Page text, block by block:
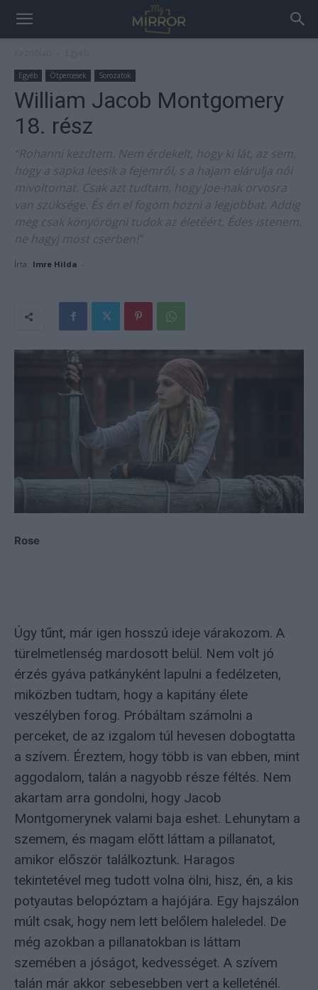
Egyéb Ötpercesek Sorozatok
William Jacob Montgomery
18. rész
“Rohanni kezdtem. Nem érdekelt, hogy ki lát, az sem,
hogy a sapka leesik a fejemről, s a hajam elárulja női
mivoltomat. Csak azt tudtam, hogy Joe-nak orvosra
van szüksége. És én el fogom hozni a legjobbat. Addig
meg csak könyörögni tudok az életéért. Édes istenem,
ne hagyj most cserben!”
Írta: Imre Hilda -
Rose
Úgy tűnt, már igen hosszú ideje várakozom. A
türelmetlenség mardosott belül. Nem volt jó
érzés gyáva patkányként lapulni a fedélzeten,
miközben tudtam, hogy a kapitány élete
veszélyben forog. Próbáltam számolni a
perceket, de az izgalom túl hevesen dobogtatta
a szívem. Éreztem, hogy több is van ebben, mint
aggodalom, talán a nagyobb része féltés. Nem
akartam arra gondolni, hogy Jacob
Montgomerynek valami baja eshet. Lehunytam a
szemem, és magam előtt láttam a pillanatot,
amikor először találkoztunk. Haragos
tekintetével meg tudott volna ölni, hisz, én, a kis
potyautas belopóztam a hajójára. Egy hajszálon
múlt csak, hogy nem lett belőlem haleledel. De
még azokban a pillanatokban is láttam
szemében a jóságot, kedvességet. A szívem
talán már akkor sebesebben vert a kelleténél.